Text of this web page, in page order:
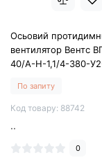
Осьовий
вентилятор Вентс
40/A-H-1,1/4-380-
По запиту
Код товару: 88742
..
0